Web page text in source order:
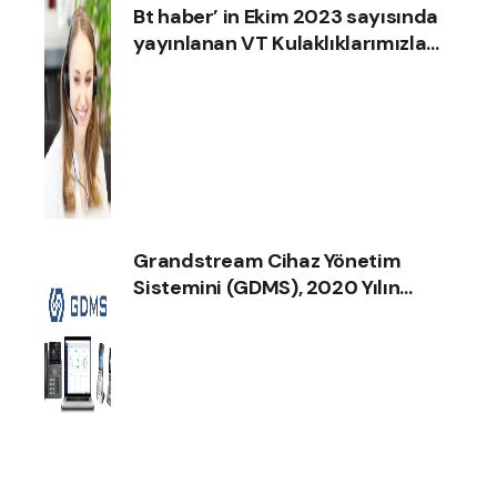
Bt haber’ in Ekim 2023 sayısında
yayınlanan VT Kulaklıklarımızla
Grandstream Cihaz Yönetim
Sistemini (GDMS), 2020 Yılın